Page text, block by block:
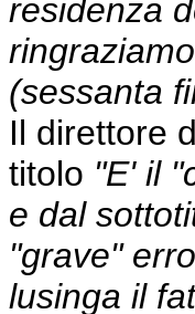
residenza
(sessanta
Il direttore
titolo "E' il
e dal
"grave"
lusinga il